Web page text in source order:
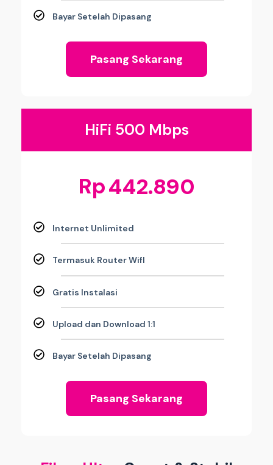
Bayar Setelah Dipasang
Pasang Sekarang
HiFi 500 Mbps
Rp442.890
Internet Unlimited
Termasuk Router WifI
Gratis Instalasi
Upload dan Download 1:1
Bayar Setelah Dipasang
Pasang Sekarang